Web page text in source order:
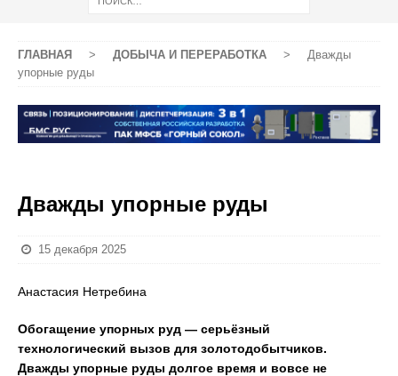
ГЛАВНАЯ > ДОБЫЧА И ПЕРЕРАБОТКА >
Дважды
упорные руды
Дважды упорные руды
15 декабря 2025
Анастасия Нетребина
Обогащение упорных руд — серьёзный
технологический вызов для золотодобытчиков.
Дважды упорные руды долгое время и вовсе не